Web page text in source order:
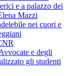
e a palazzo dei
Mazzi
nei cuori e
e degli
gli studenti